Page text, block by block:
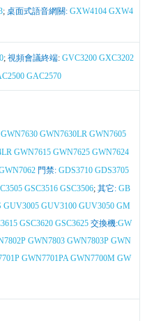
; 桌面式語音網關: GXW4104 GXW4
; 視頻會議終端: GVC3200 GXC3202
GAC2570
GWN7630 GWN7630LR GWN7605
GWN7615 GWN7625 GWN7624
門禁: GDS3710 GDS3705
GSC3516 GSC3506; 其它: GB
GUV3005 GUV3100 GUV3050 GM
GSC3620 GSC3625 交換機:GW
GWN7803 GWN7803P GWN
GWN7701PA GWN7700M GW